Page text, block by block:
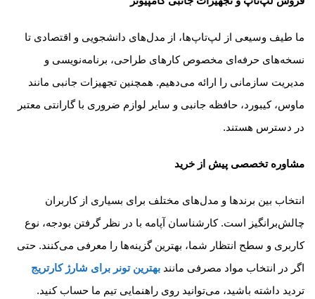
ما طیف وسیعی از لپ‌تاپ‌ها، از مدل‌های دانشجویی و اقتصادی تا
نسخه‌های حرفه‌ای مخصوص کارهای طراحی، برنامه‌نویسی و
مدیریت سازمانی را ارائه می‌دهیم. همچنین تجهیزات جانبی مانند
ماوس، کیبورد، حافظه جانبی و سایر لوازم ضروری با گارانتی معتبر
در دسترس هستند.
مشاوره تخصصی پیش از خرید
انتخاب بین برندها و مدل‌های مختلف برای بسیاری از کاربران
چالش‌برانگیز است. کارشناسان آپامه با در نظر گرفتن بودجه، نوع
کاربری و سطح انتظار شما، بهترین گزینه‌ها را معرفی می‌کنند. حتی
اگر در انتخاب مواد مصرفی مانند بهترین تونر برای شارژ کارتریج
تردید داشته باشید، می‌توانید روی راهنمایی تیم ما حساب کنید.